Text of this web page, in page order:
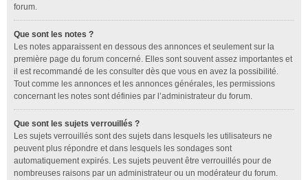
forum.
Que sont les notes ?
Les notes apparaissent en dessous des annonces et seulement sur la
première page du forum concerné. Elles sont souvent assez importantes et
il est recommandé de les consulter dès que vous en avez la possibilité.
Tout comme les annonces et les annonces générales, les permissions
concernant les notes sont définies par l’administrateur du forum.
Que sont les sujets verrouillés ?
Les sujets verrouillés sont des sujets dans lesquels les utilisateurs ne
peuvent plus répondre et dans lesquels les sondages sont
automatiquement expirés. Les sujets peuvent être verrouillés pour de
nombreuses raisons par un administrateur ou un modérateur du forum.